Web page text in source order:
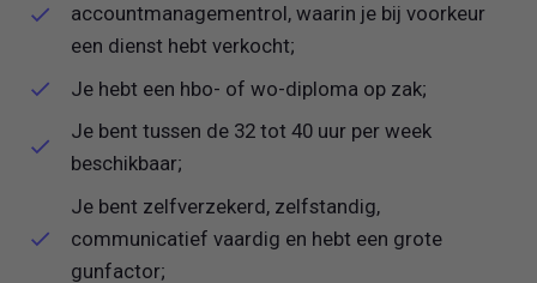
accountmanagementrol, waarin je bij voorkeur
een dienst hebt verkocht;
Je hebt een hbo- of wo-diploma op zak;
Je bent tussen de 32 tot 40 uur per week
beschikbaar;
Je bent zelfverzekerd, zelfstandig,
communicatief vaardig en hebt een grote
gunfactor;